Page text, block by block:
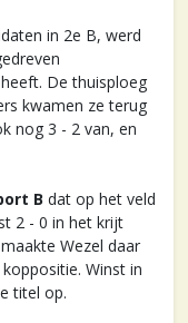
in 2e B, werd
De thuisploeg
kwamen ze terug
nog 3 - 2 van, en
B dat op het veld
2 - 0 in het krijt
Wezel daar
Winst in
titel op.